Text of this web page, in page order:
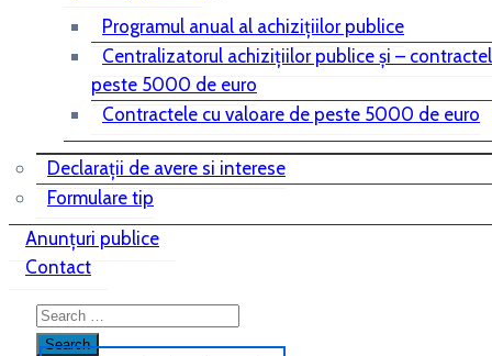
Programul anual al achiziţiilor publice
Centralizatorul achiziţiilor publice şi –
peste 5000 de euro
Contractele cu valoare de peste 5000 de euro
Declarații de avere si interese
Formulare tip
Anunțuri publice
Contact